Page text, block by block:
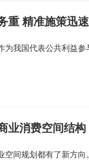
重 精准施策迅
为我国代表公共利益
业消费空间结构
空间规划都有了新方